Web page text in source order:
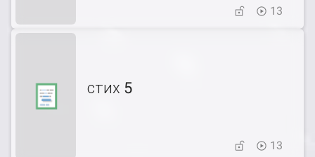
13
стих 5
13